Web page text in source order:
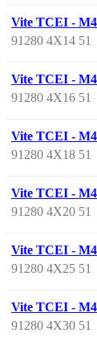
Vite TCEI -
91280 4X14 51
Vite TCEI -
91280 4X16 51
Vite TCEI -
91280 4X18 51
Vite TCEI -
91280 4X20 51
Vite TCEI -
91280 4X25 51
Vite TCEI -
91280 4X30 51